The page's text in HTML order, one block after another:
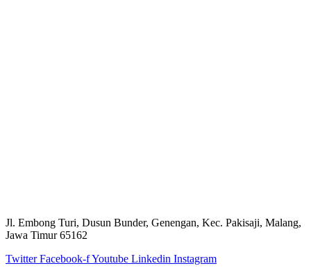
Jl. Embong Turi, Dusun Bunder, Genengan, Kec. Pakisaji, Malang,
Jawa Timur 65162
Twitter Facebook-fYoutube Linkedin Instagram